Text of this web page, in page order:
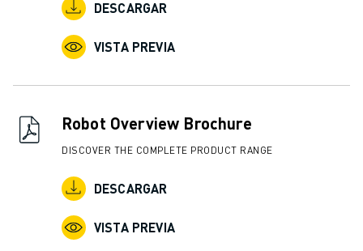
IMPRINT
DESCARGAR
VISTA PREVIA
Robot Overview Brochure
DISCOVER THE COMPLETE PRODUCT RANGE
DESCARGAR
VISTA PREVIA